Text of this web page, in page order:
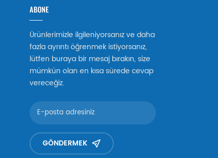
ABONE
Ürünlerimizle ilgileniyorsanız ve daha
fazla ayrıntı öğrenmek istiyorsanız,
lütfen buraya bir mesaj bırakın, size
mümkün olan en kısa sürede cevap
vereceğiz.
GÖNDERMEK